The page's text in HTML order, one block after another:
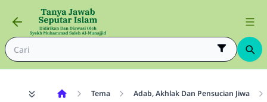
Tema Adab, Akhlak Dan Pensucian Jiwa